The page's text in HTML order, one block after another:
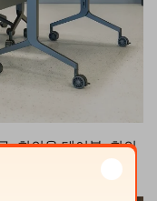
, 회의용 테이블, 회의
무실·컴퓨터 데스크